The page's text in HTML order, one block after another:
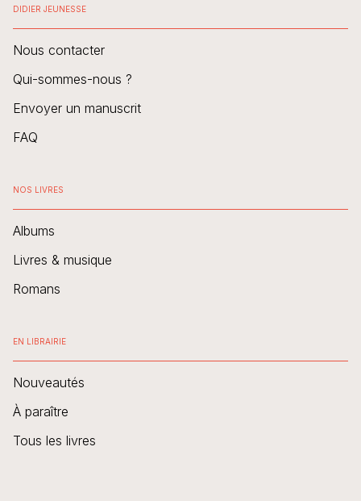
DIDIER JEUNESSE
Nous contacter
Qui-sommes-nous ?
Envoyer un manuscrit
FAQ
NOS LIVRES
Albums
Livres & musique
Romans
EN LIBRAIRIE
Nouveautés
À paraître
Tous les livres